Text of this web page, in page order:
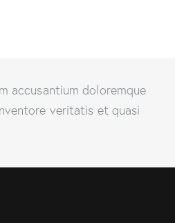
accusantium doloremque
veritatis et quasi